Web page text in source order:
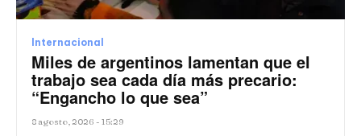
Internacional
Miles de argentinos lamentan que el
trabajo sea cada día más precario:
“Engancho lo que sea”
8 agosto, 2026 - 15:29